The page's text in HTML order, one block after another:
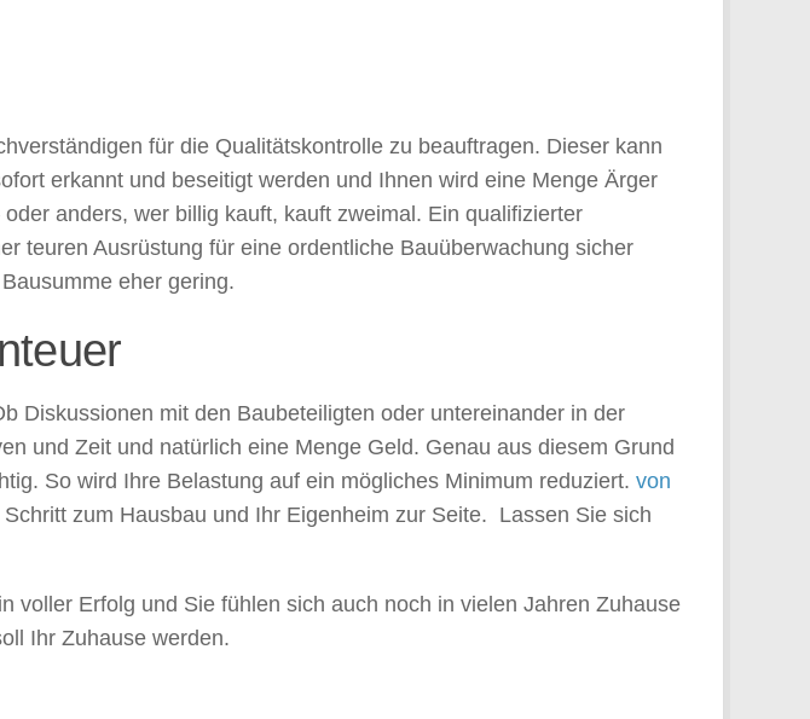
für die Qualitätskontrolle zu beauftragen. Dieser kann
erkannt und beseitigt werden und Ihnen wird eine Menge Ärger
anders, wer billig kauft, kauft zweimal. Ein qualifizierter
teuren Ausrüstung für eine ordentliche Bauüberwachung sicher
eher gering.
Diskussionen mit den Baubeteiligten oder untereinander in der
und Zeit und natürlich eine Menge Geld. Genau aus diesem Grund
So wird Ihre Belastung auf ein mögliches Minimum reduziert. von
zum Hausbau und Ihr Eigenheim zur Seite. Lassen Sie sich
Erfolg und Sie fühlen sich auch noch in vielen Jahren Zuhause
Ihr Zuhause werden.